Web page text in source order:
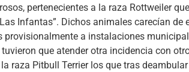
pertenecientes a la raza Rottweiler
Infantas”. Dichos animales carecían de
a instalaciones
que atender otra incidencia con
raza Pitbull Terrier los que tras